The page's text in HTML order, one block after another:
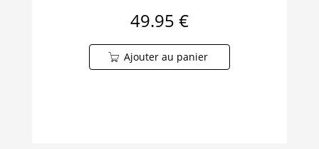
49.95 €
Ajouter au panier